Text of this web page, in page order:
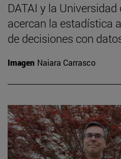
DATAI y la
acercan la estadística
de decisiones con
Imagen Naiara Carrasco